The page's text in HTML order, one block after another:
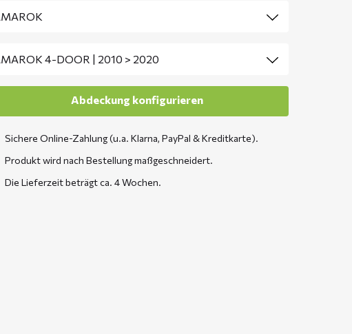
Sichere Online-Zahlung (u.a. Klarna, PayPal & Kreditkarte).
Produkt wird nach Bestellung maßgeschneidert.
Die Lieferzeit beträgt ca. 4 Wochen.